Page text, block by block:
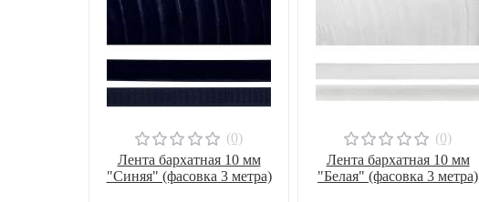
(0)
Лента бархатная 10 мм
"Синяя" (фасовка 3 метра)
(0)
Лента бархатная 10 мм
"Белая" (фасовка 3 метра)